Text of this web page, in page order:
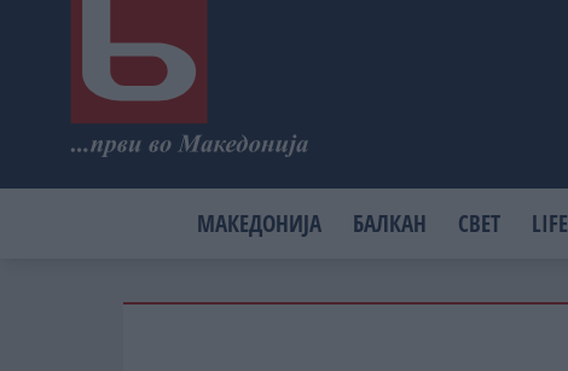
МАКЕДОНИЈА БАЛКАН СВЕТ LIFE